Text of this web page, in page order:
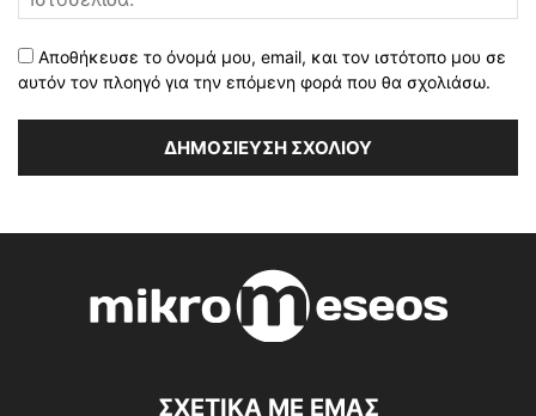
Αποθήκευσε το όνομά μου, email, και τον ιστότοπο μου σε
αυτόν τον πλοηγό για την επόμενη φορά που θα σχολιάσω.
ΣΧΕΤΙΚΑ ΜΕ ΕΜΑΣ